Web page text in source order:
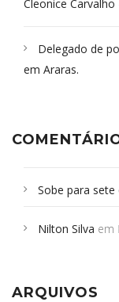
Cleonice
Delegado de
em Araras.
Sobe para
Nilton Silva em
ARQUIVOS